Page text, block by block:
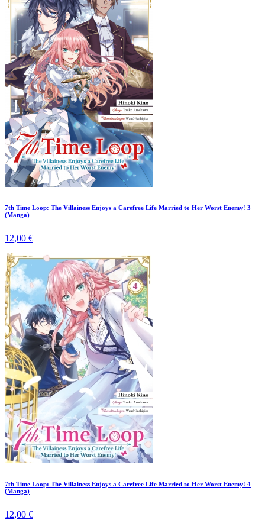
7th Time Loop: The Villainess Enjoys a Carefree Life Married to Her Worst Enemy! 3
(Manga)
12,00 €
7th Time Loop: The Villainess Enjoys a Carefree Life Married to Her Worst Enemy! 4
(Manga)
12,00 €